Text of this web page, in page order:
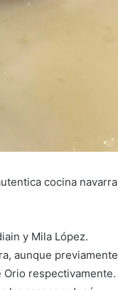
cocina navarra
y Mila López.
aunque previamente
respectivamente.